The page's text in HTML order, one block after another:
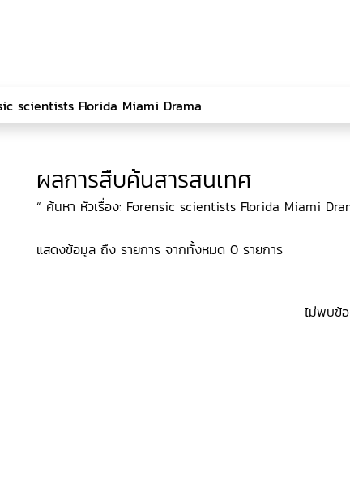
ผลการสืบค้นสารสนเทศ
“ ค้นหา หัวเรื่อง: Forensic scientists Florida Miami
แสดงข้อมูล ถึง รายการ จากทั้งหมด 0 รายการ
ไม่พบข้